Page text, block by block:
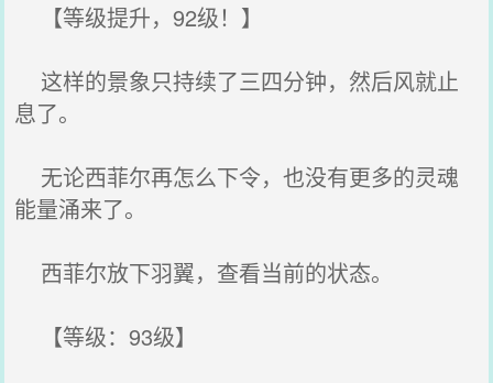
【等级提升，92级！】
这样的景象只持续了三四分钟，然后风就止
息了。
无论西菲尔再怎么下令，也没有更多的灵魂
能量涌来了。
西菲尔放下羽翼，查看当前的状态。
【等级：93级】